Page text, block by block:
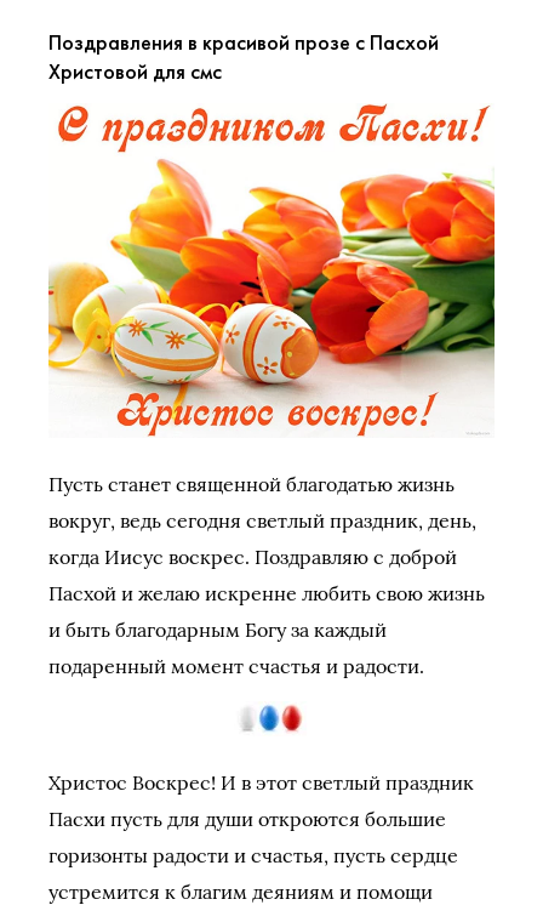
Поздравления в красивой прозе с Пасхой
Христовой для смс
Пусть станет священной благодатью жизнь
вокруг, ведь сегодня светлый праздник, день,
когда Иисус воскрес. Поздравляю с доброй
Пасхой и желаю искренне любить свою жизнь
и быть благодарным Богу за каждый
подаренный момент счастья и радости.
Христос Воскрес! И в этот светлый праздник
Пасхи пусть для души откроются большие
горизонты радости и счастья, пусть сердце
устремится к благим деяниям и помощи